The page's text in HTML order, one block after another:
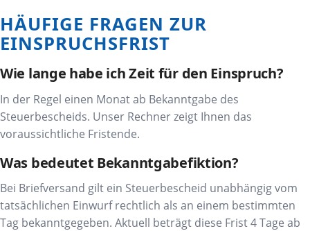
HÄUFIGE FRAGEN ZUR
EINSPRUCHSFRIST
Wie lange habe ich Zeit für den Einspruch?
In der Regel einen Monat ab Bekanntgabe des
Steuerbescheids. Unser Rechner zeigt Ihnen das
voraussichtliche Fristende.
Was bedeutet Bekanntgabefiktion?
Bei Briefversand gilt ein Steuerbescheid unabhängig vom
tatsächlichen Einwurf rechtlich als an einem bestimmten
Tag bekanntgegeben. Aktuell beträgt diese Frist 4 Tage ab